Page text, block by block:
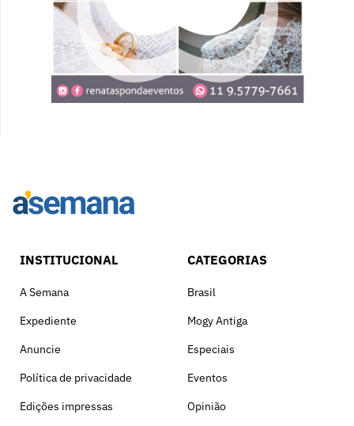
INSTITUCIONAL
A Semana
Expediente
Anuncie
Política de privacidade
Edições impressas
CATEGORIAS
Brasil
Mogy Antiga
Especiais
Eventos
Opinião